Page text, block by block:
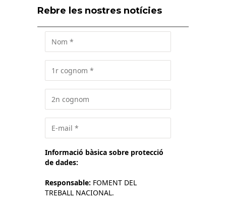
Rebre les nostres notícies
Informació bàsica sobre protecció
de dades:
Responsable: FOMENT DEL
TREBALL NACIONAL.